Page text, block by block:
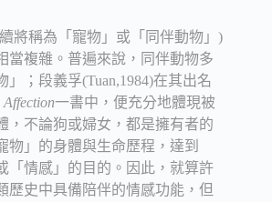
將稱為「寵物」或「同伴動物」)
當複雜。普遍來說，同伴動物多
；段義孚(Tuan,1984)在其出名
一書中，便充分地體現被
，不論狗或婦女，都是擁有者的
物」的身體與生命歷程，達到
「情感」的目的。因此，就算許
歷史中具備陪伴的情感功能，但